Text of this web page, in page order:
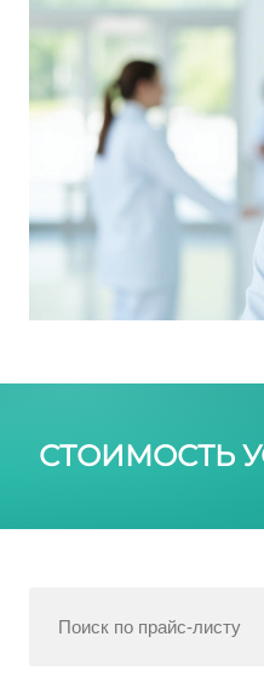
СТОИМОСТЬ